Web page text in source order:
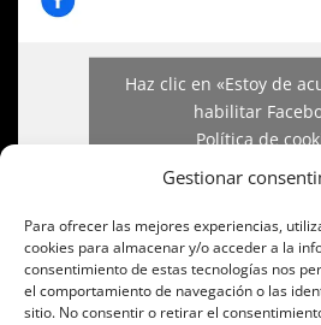
Gestionar
Para ofrecer las mejores experiencias,
cookies para almacenar y/o acceder a la
consentimiento de estas tecnologías nos
el comportamiento de navegación o las
sitio. No consentir o retirar el
Haz clic en «Estoy de
habilitar
Política de
ESTOY DE